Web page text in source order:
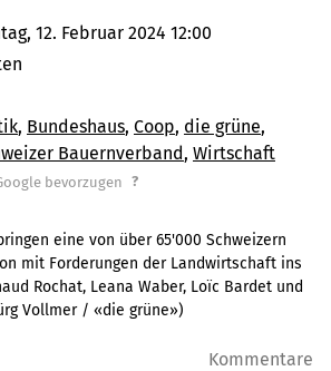
12. Februar 2024 12:00
Bundeshaus Coop die grüne
Bauernverband Wirtschaft
bevorzugen ?
eine von über 65'000 Schweizern
mit Forderungen der Landwirtschaft ins
Rochat, Leana Waber, Loïc Bardet und
Vollmer / «die grüne»)
Kommentare